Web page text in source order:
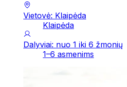
Vietovė: Klaipėda
Klaipėda
Dalyviai: nuo 1 iki 6 žmonių
1–6 asmenims